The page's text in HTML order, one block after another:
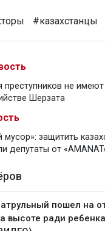
#казахстанцы
не
Шерзата
защитить
депутаты от